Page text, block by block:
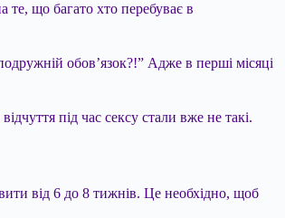
те, що багато хто перебуває в
обов’язок?!” Адже в перші місяці
під час сексу стали вже не такі.
від 6 до 8 тижнів. Це необхідно, щоб